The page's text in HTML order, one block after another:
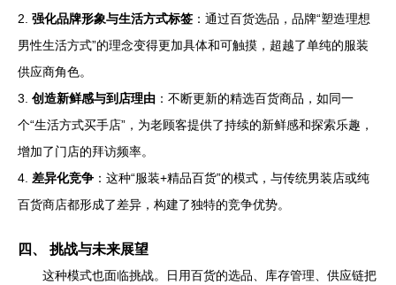
2. 强化品牌形象与生活方式标签 ：通过百货选品，品牌“塑造理想
男性生活方式”的理念变得更加具体和可触摸，超越了单纯的服装
供应商角色。
3. 创造新鲜感与到店理由 ：不断更新的精选百货商品，如同一
个“生活方式买手店”，为老顾客提供了持续的新鲜感和探索乐趣，
增加了门店的拜访频率。
4. 差异化竞争 ：这种“服装+精品百货”的模式，与传统男装店或纯
百货商店都形成了差异，构建了独特的竞争优势。
四、 挑战与未来展望
这种模式也面临挑战。日用百货的选品、库存管理、供应链把